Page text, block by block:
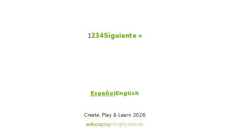
1234Siguiente »
EspañolEnglish
Create, Play & Learn 2026
All rights reserved